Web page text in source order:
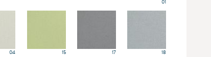
01
04 15 17 18